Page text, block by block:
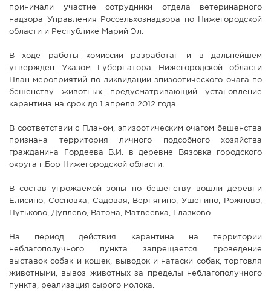
принимали участие сотрудники отдела ветеринарного
надзора Управления Россельхознадзора по Нижегородской
области и Республике Марий Эл.
В ходе работы комиссии разработан и в дальнейшем
утверждён Указом Губернатора Нижегородской области
План мероприятий по ликвидации эпизоотического очага по
бешенству животных предусматривающий установление
карантина на срок до 1 апреля 2012 года.
В соответствии с Планом, эпизоотическим очагом бешенства
признана территория личного подсобного хозяйства
гражданина Гордеева В.И. в деревне Вязовка городского
округа г.Бор Нижегородской области.
В состав угрожаемой зоны по бешенству вошли деревни
Елисино, Сосновка, Садовая, Вернягино, Ушенино, Рожново,
Путьково, Дуплево, Ватома, Матвеевка, Глазково
На период действия карантина на территории
неблагополучного пункта запрещается проведение
выставок собак и кошек, выводок и натаски собак, торговля
животными, вывоз животных за пределы неблагополучного
пункта, реализация сырого молока.